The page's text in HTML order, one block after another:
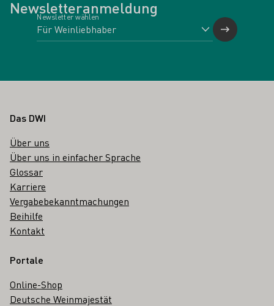
Newsletteranmeldung
Newsletter wählen
Fußbereich
Das DWI
Über uns
Über uns in einfacher Sprache
Glossar
Karriere
Vergabebekanntmachungen
Beihilfe
Kontakt
Portale
Online-Shop
Deutsche Weinmajestät